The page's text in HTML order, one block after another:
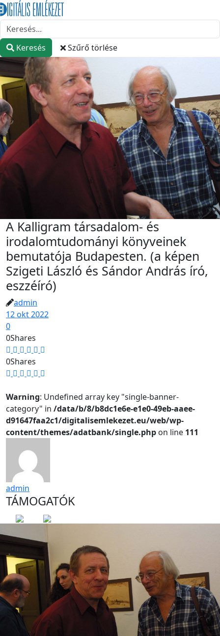
Keresés Szűrő törlése
A Kalligram társadalom- és
irodalomtudományi könyveinek
bemutatója Budapesten. (a képen
Szigeti László és Sándor András író,
eszzéíró)
admin
12 okt 2022
0
0Shares
0Shares
Warning: Undefined array key "single-banner-
category" in /data/b/8/b8dc1e6e-e1e0-49eb-aaee-
d91647faa2c1/digitalisemlekezet.eu/web/wp-
content/themes/adatbank/single.php on line 111
admin
TÁMOGATÓK